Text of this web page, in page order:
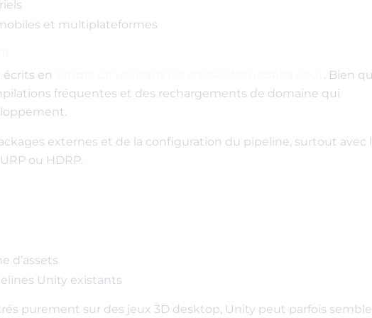
et multiplateformes
en
. Bien
fréquentes et des rechargements de domaine qui
externes et de la configuration du pipeline, surtout avec
ou HDRP.
d’assets
Unity existants
purement sur des jeux 3D desktop, Unity peut parfois